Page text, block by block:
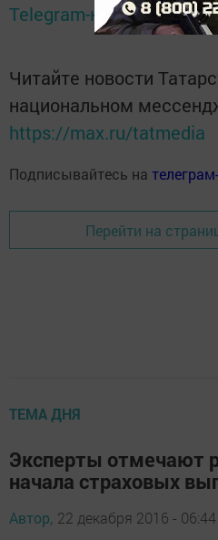
Telegram-канале
Читайте новости
национальном
https://max.ru/tatmedia
Подписывайтесь на
Перейти на
ТЕМА ДНЯ
Эксперты отмечают
начала страховых
Автор, 22 декабря 2016 - 06:44